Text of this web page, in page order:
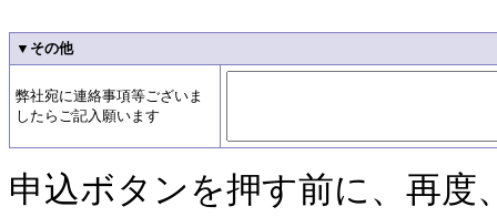
▼その他
弊社宛に連絡事項等ございま
したらご記入願います
申込ボタンを押す前に、再度